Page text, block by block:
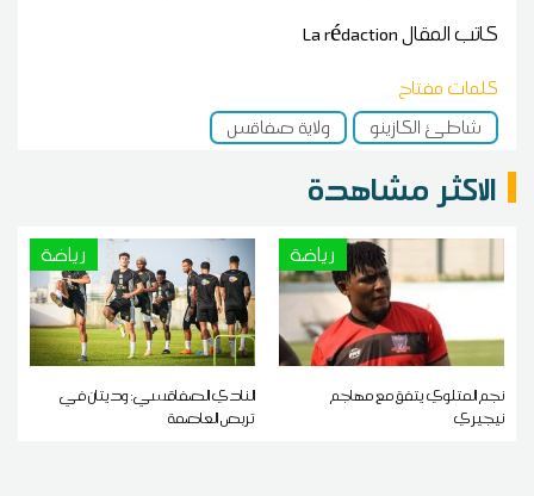
كاتب المقالLa rédaction
كلمات مفتاح
شاطئ الكازينو
ولاية صفاقس
الاكثر مشاهدة
رياضة
نجم المتلوي يتفق مع مهاجم
نيجيري
رياضة
النادي الصفاقسي: وديتان في
تربص العاصمة